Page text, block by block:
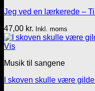
Jeg ved en lærkerede –
47,00 kr. Inkl. moms
Vis
Musik til sangene
I skoven skulle være